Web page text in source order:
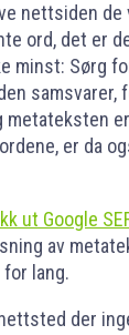
nettsiden de
ord, det er
minst: Sørg
samsvarer,
metateksten
er da
ut Google
av
lang.
der